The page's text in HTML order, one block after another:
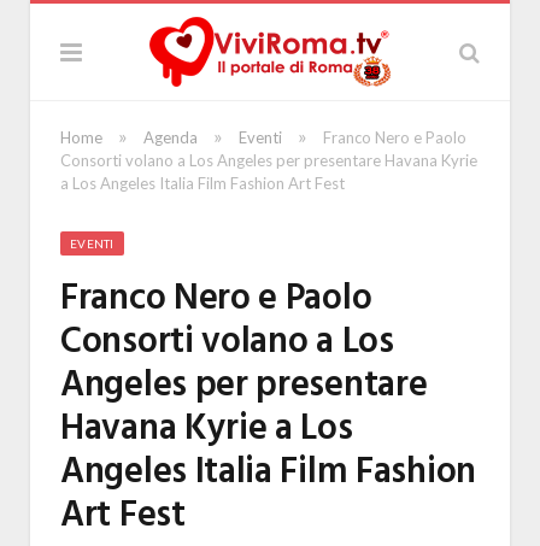
Home » Agenda » Eventi »
Franco Nero e Paolo
Consorti volano a Los Angeles per presentare Havana Kyrie
a Los Angeles Italia Film Fashion Art Fest
EVENTI
Franco Nero e Paolo
Consorti volano a Los
Angeles per presentare
Havana Kyrie a Los
Angeles Italia Film Fashion
Art Fest